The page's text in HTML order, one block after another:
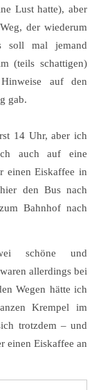
Lust hatte), aber
der wiederum
soll mal jemand
(teils schattigen)
auf den
gab.
14 Uhr, aber ich
auch auf eine
einen Eiskaffee in
den Bus nach
Bahnhof nach
schöne und
allerdings bei
Wegen hätte ich
Krempel im
trotzdem – und
einen Eiskaffee an